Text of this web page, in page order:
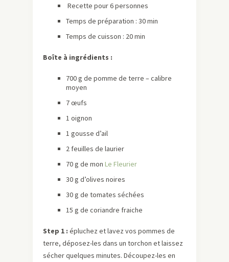
Recette pour 6 personnes
Temps de préparation : 30 min
Temps de cuisson : 20 min
Boîte à ingrédients :
700 g de pomme de terre – calibre
moyen
7 œufs
1 oignon
1 gousse d’ail
2 feuilles de laurier
70 g de mon Le Fleurier
30 g d’olives noires
30 g de tomates séchées
15 g de coriandre fraiche
Step 1 : épluchez et lavez vos pommes de
terre, déposez-les dans un torchon et laissez
sécher quelques minutes. Découpez-les en